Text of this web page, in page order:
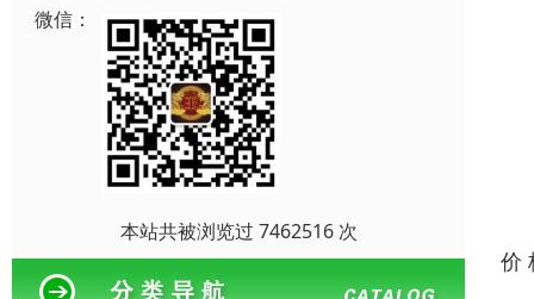
微信：
本站共被浏览过 7462516 次
价